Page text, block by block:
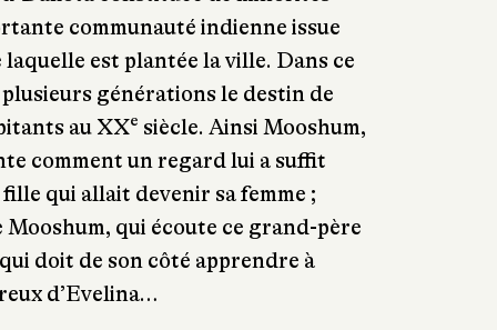
communauté indienne issue
est plantée la ville. Dans ce
générations le destin de
au XXe siècle. Ainsi Mooshum,
comment un regard lui a suffit
qui allait devenir sa femme ;
qui écoute ce grand-père
doit de son côté apprendre à
d’Evelina…